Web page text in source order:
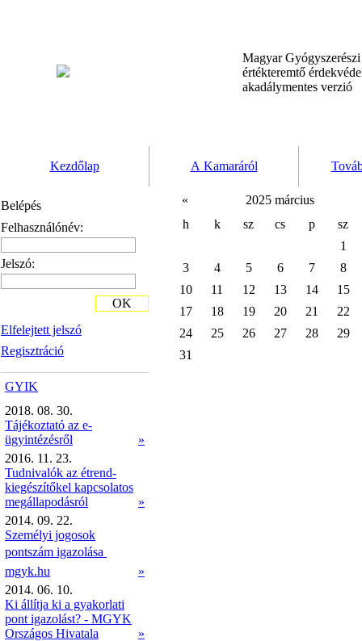
Magyar
értékteremtő
akadálymentes verzió
Kezdőlap A Kamaráról
Belépés
Felhasználónév:
Jelszó:
Elfelejtett jelszó
Regisztráció
OK
GYIK
2018. 08. 30.
Tájékoztató az e-
ügyintézésről
»
2016. 11. 23.
Tudnivalók az étrend-
kiegészítőkel kapcsolatos
megállapodásról
»
2014. 09. 22.
Személyi jogosok
pontszám igazolása 
mgyk.hu
»
2014. 06. 10.
Ki állítja ki a gyakorlati
pont igazolást? - MGYK
Országos Hivatala
»
«
2025 március
h
k sz cs p
sz
1
3
4 5 6 7
8
10
11 12 13 14
15
17
18 19 20 21
22
24
25 26 27 28
29
31